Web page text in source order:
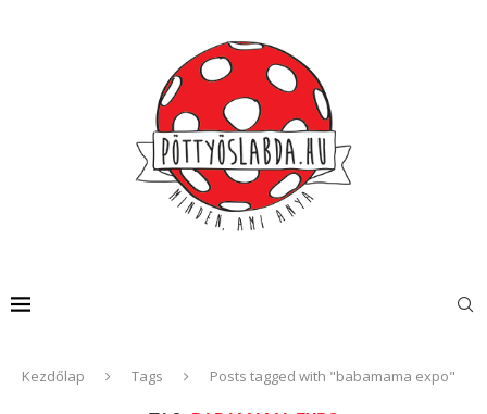
Kezdőlap Tags Posts tagged with "babamama expo"